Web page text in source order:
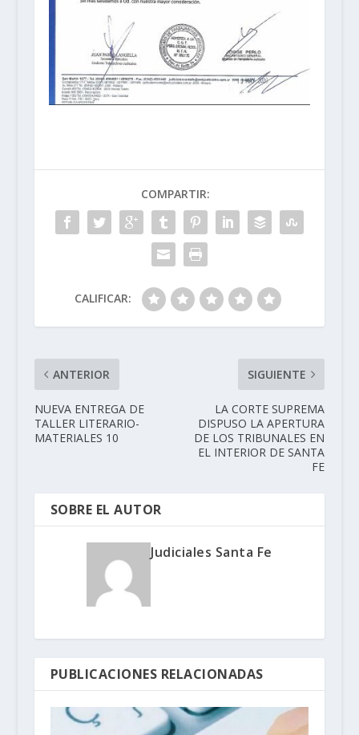
COMPARTIR:
CALIFICAR:
ANTERIOR
NUEVA ENTREGA DE
TALLER LITERARIO-
MATERIALES 10
SIGUIENTE
LA CORTE SUPREMA
DISPUSO LA APERTURA
DE LOS TRIBUNALES EN
EL INTERIOR DE SANTA
FE
SOBRE EL AUTOR
Judiciales Santa Fe
PUBLICACIONES RELACIONADAS